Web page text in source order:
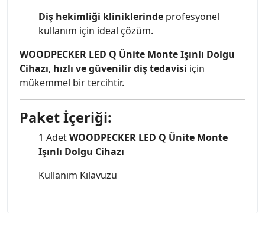
Diş hekimliği kliniklerinde profesyonel
kullanım için ideal çözüm.
WOODPECKER LED Q Ünite Monte Işınlı Dolgu
Cihazı, hızlı ve güvenilir diş tedavisi için
mükemmel bir tercihtir.
Paket İçeriği:
1 AdetWOODPECKER LED Q Ünite Monte
Işınlı Dolgu Cihazı
Kullanım Kılavuzu